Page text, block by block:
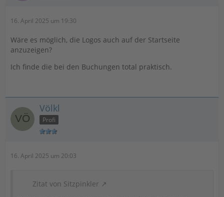
16. April 2025 um 19:30
Wäre es möglich, die Logos auch auf der Startseite
anzuzeigen?
Ich finde die bei den Buchungen total praktisch.
Völkl
Profi
16. April 2025 um 20:03
Zitat von Sitzpinkler